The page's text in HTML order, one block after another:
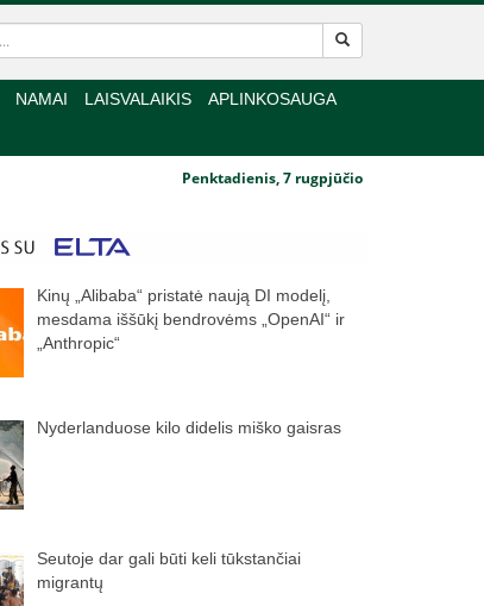
NAMAI LAISVALAIKIS
APLINKOSAUGA
Penktadienis, 7 rugpjūčio
Kinų „Alibaba“ pristatė naują DI modelį,
mesdama iššūkį bendrovėms „OpenAI“ ir
„Anthropic“
Nyderlanduose kilo didelis miško gaisras
Seutoje dar gali būti keli tūkstančiai
migrantų